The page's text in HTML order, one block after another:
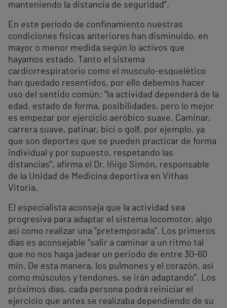
manteniendo la distancia de seguridad”.
En este período de confinamiento nuestras
condiciones físicas anteriores han disminuido, en
mayor o menor medida según lo activos que
hayamos estado. Tanto el sistema
cardiorrespiratorio como el musculo-esquelético
han quedado resentidos, por ello debemos hacer
uso del sentido común: “la actividad dependerá de la
edad, estado de forma, posibilidades, pero lo mejor
es empezar por ejercicio aeróbico suave. Caminar,
carrera suave, patinar, bici o golf, por ejemplo, ya
que son deportes que se pueden practicar de forma
individual y por supuesto, respetando las
distancias”, afirma el Dr. Iñigo Simón, responsable
de la Unidad de Medicina deportiva en Vithas
Vitoria.
El especialista aconseja que la actividad sea
progresiva para adaptar el sistema locomotor, algo
así como realizar una "pretemporada". Los primeros
días es aconsejable “salir a caminar a un ritmo tal
que no nos haga jadear un periodo de entre 30-60
min. De esta manera, los pulmones y el corazón, así
como músculos y tendones, se irán adaptando”. Los
próximos días, cada persona podrá reiniciar el
ejercicio que antes se realizaba dependiendo de su